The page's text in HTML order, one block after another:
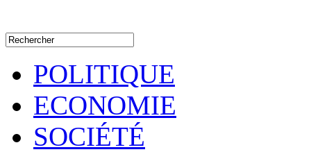
POLITIQUE
ECONOMIE
SOCIÉTÉ